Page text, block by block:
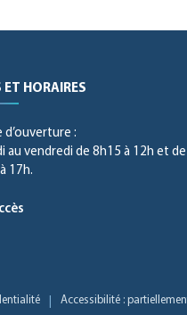
ET HORAIRES
d’ouverture :
au vendredi de 8h15 à 12h et de
17h.
Accessibilité :